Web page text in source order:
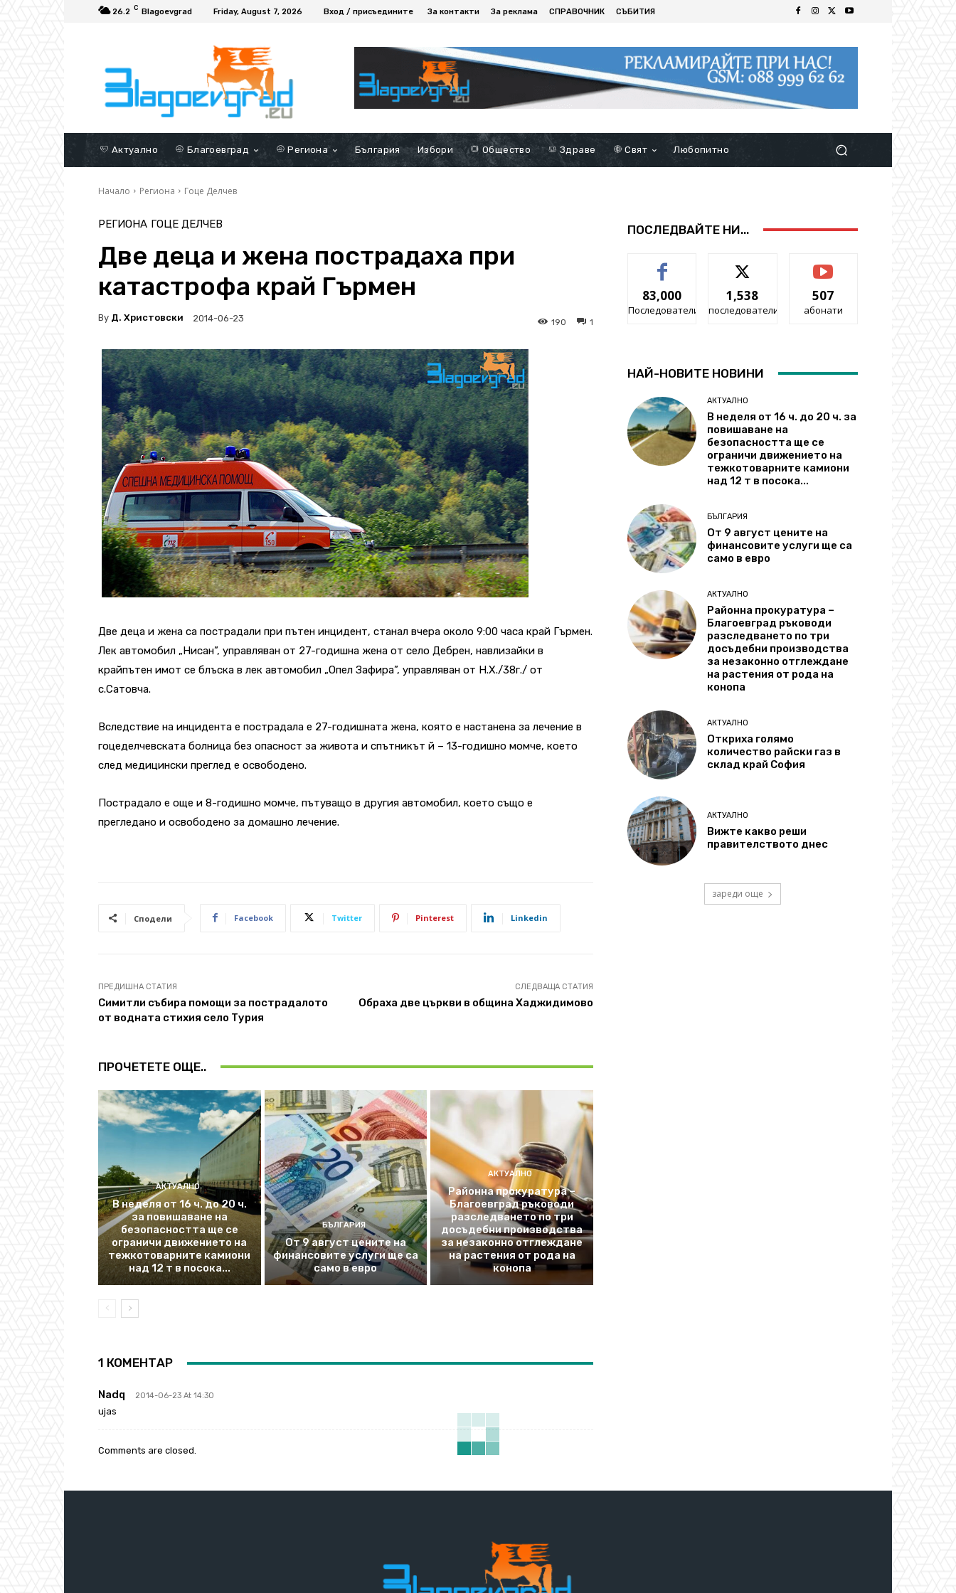
26.2 C Blagoevgrad Friday, August 7, 2026 Вход / присъедините За контакти За реклама СПРАВОЧНИК СЪБИТИЯ
Актуално Благоевград Региона България Избори Общество Здраве Свят Любопитно
Начало Региона Гоце Делчев
РЕГИОНА ГОЦЕ ДЕЛЧЕВ
Две деца и жена пострадаха при
катастрофа край Гърмен
By Д. Христовски 2014-06-23 1
190
Две деца и жена са пострадали при пътен инцидент, станал вчера около 9:00 часа край Гърмен.
Лек автомобил „Нисан”, управляван от 27-годишна жена от село Дебрен, навлизайки в
крайпътен имот се блъска в лек автомобил „Опел Зафира”, управляван от Н.Х./38г./ от
с.Сатовча.
Вследствие на инцидента е пострадала е 27-годишната жена, която е настанена за лечение в
гоцеделчевската болница без опасност за живота и спътникът й – 13-годишно момче, което
след медицински преглед е освободено.
Пострадало е още и 8-годишно момче, пътуващо в другия автомобил, което също е
прегледано и освободено за домашно лечение.
Сподели Facebook Twitter Pinterest Linkedin
ПРЕДИШНА СТАТИЯ
Симитли събира помощи за пострадалото
от водната стихия село Турия
СЛЕДВАЩА СТАТИЯ
Обраха две църкви в община Хаджидимово
ПРОЧЕТЕТЕ ОЩЕ..
АКТУАЛНО
В неделя от 16 ч. до 20 ч.
за повишаване на
безопасността ще се
ограничи движението на
тежкотоварните камиони
над 12 т в посока...
БЪЛГАРИЯ
От 9 август цените на
финансовите услуги ще са
само в евро
АКТУАЛНО
Районна прокуратура –
Благоевград ръководи
разследването по три
досъдебни производства
за незаконно отглеждане
на растения от рода на
конопа
1 КОМЕНТАР
Nadq 2014-06-23 At 14:30
ujas
Comments are closed.
ПОСЛЕДВАЙТЕ НИ...
83,000
Последователи
1,538
последователи
507
абонати
НАЙ-НОВИТЕ НОВИНИ
АКТУАЛНО
В неделя от 16 ч. до 20 ч. за
повишаване на
безопасността ще се
ограничи движението на
тежкотоварните камиони
над 12 т в посока...
БЪЛГАРИЯ
От 9 август цените на
финансовите услуги ще са
само в евро
АКТУАЛНО
Районна прокуратура –
Благоевград ръководи
разследването по три
досъдебни производства
за незаконно отглеждане
на растения от рода на
конопа
АКТУАЛНО
Откриха голямо
количество райски газ в
склад край София
АКТУАЛНО
Вижте какво реши
правителството днес
зареди още